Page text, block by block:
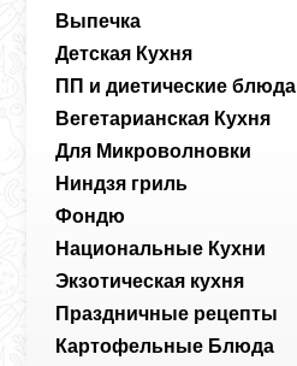
Выпечка
Детская Кухня
ПП и диетические блюда
Вегетарианская Кухня
Для Микроволновки
Ниндзя гриль
Фондю
Национальные Кухни
Экзотическая кухня
Праздничные рецепты
Картофельные Блюда